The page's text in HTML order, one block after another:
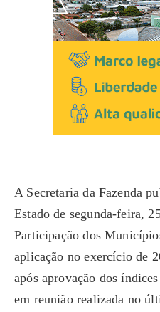
A Secretaria da Fazenda
Estado de segunda-feira,
Participação dos
aplicação no exercício de
após aprovação dos
em reunião realizada no